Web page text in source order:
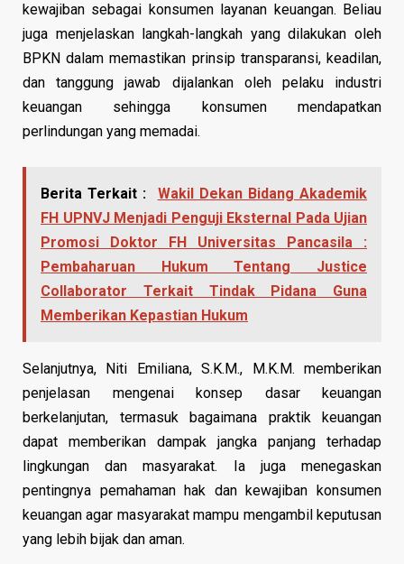
kewajiban sebagai konsumen layanan keuangan. Beliau
juga menjelaskan langkah-langkah yang dilakukan oleh
BPKN dalam memastikan prinsip transparansi, keadilan,
dan tanggung jawab dijalankan oleh pelaku industri
keuangan sehingga konsumen mendapatkan
perlindungan yang memadai.
Berita Terkait :
Wakil Dekan Bidang Akademik
FH UPNVJ Menjadi Penguji Eksternal Pada Ujian
Promosi Doktor FH Universitas Pancasila :
Pembaharuan Hukum Tentang Justice
Collaborator Terkait Tindak Pidana Guna
Memberikan Kepastian Hukum
Selanjutnya, Niti Emiliana, S.K.M., M.K.M. memberikan
penjelasan mengenai konsep dasar keuangan
berkelanjutan, termasuk bagaimana praktik keuangan
dapat memberikan dampak jangka panjang terhadap
lingkungan dan masyarakat. Ia juga menegaskan
pentingnya pemahaman hak dan kewajiban konsumen
keuangan agar masyarakat mampu mengambil keputusan
yang lebih bijak dan aman.